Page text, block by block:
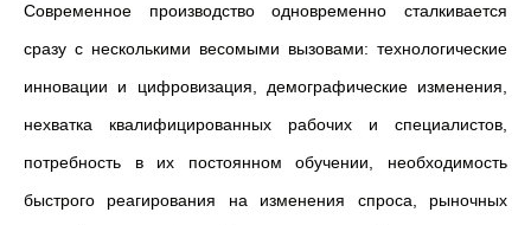
Современное производство одновременно сталкивается
сразу с несколькими весомыми вызовами: технологические
инновации и цифровизация, демографические изменения,
нехватка квалифицированных рабочих и специалистов,
потребность в их постоянном обучении, необходимость
быстрого реагирования на изменения спроса, рыночных